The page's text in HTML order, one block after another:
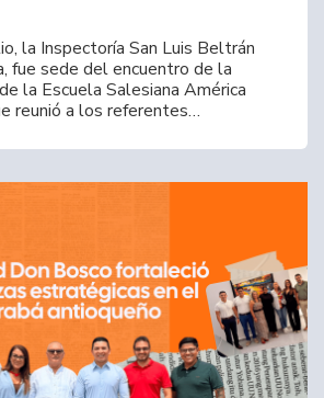
la Inspectoría San Luis Beltrán
fue sede del encuentro de la
la Escuela Salesiana América
reunió a los referentes…